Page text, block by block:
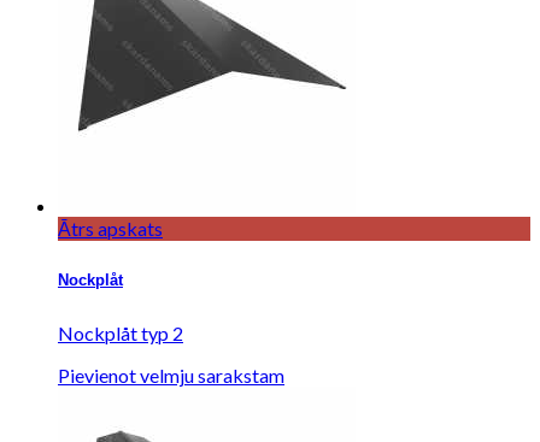
Ātrs apskats
Nockplåt
Nockplåt typ 2
Pievienot velmju sarakstam